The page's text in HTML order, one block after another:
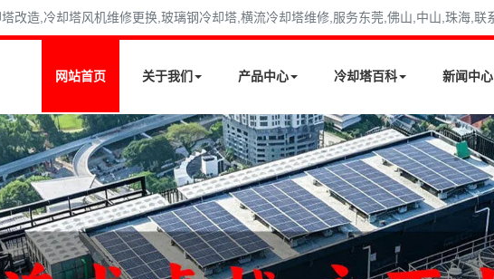
改造,冷却塔风机维修更换,玻璃钢冷却塔,横流冷却塔维修,服务东莞,佛山,中山,珠海,联
网站首页 关于我们 产品中心 冷却塔百科 新闻中心